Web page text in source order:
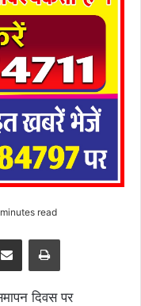
read
Share via Email Print
दिवस पर